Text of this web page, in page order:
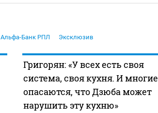
Альфа-Банк РПЛ Эксклюзив
Григорян: «У всех есть своя
система, своя кухня. И многие
опасаются, что Дзюба может
нарушить эту кухню»